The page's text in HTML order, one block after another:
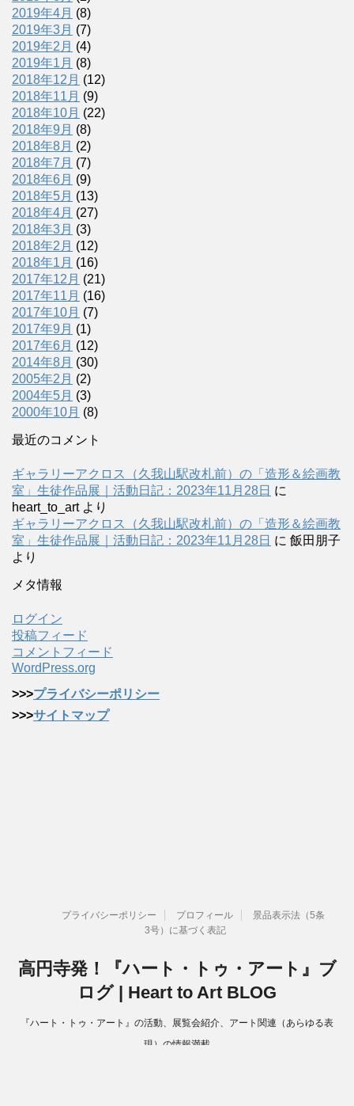
2019年4月 (8)
2019年3月 (7)
2019年2月 (4)
2019年1月 (8)
2018年12月 (12)
2018年11月 (9)
2018年10月 (22)
2018年9月 (8)
2018年8月 (2)
2018年7月 (7)
2018年6月 (9)
2018年5月 (13)
2018年4月 (27)
2018年3月 (3)
2018年2月 (12)
2018年1月 (16)
2017年12月 (21)
2017年11月 (16)
2017年10月 (7)
2017年9月 (1)
2017年6月 (12)
2014年8月 (30)
2005年2月 (2)
2004年5月 (3)
2000年10月 (8)
最近のコメント
ギャラリーアクロス（久我山駅改札前）の「造形＆絵画教
室」生徒作品展｜活動日記：2023年11月28日 に
heart_to_artより
ギャラリーアクロス（久我山駅改札前）の「造形＆絵画教
室」生徒作品展｜活動日記：2023年11月28日 に 飯田朋子
より
メタ情報
ログイン
投稿フィード
コメントフィード
WordPress.org
>>>プライバシーポリシー
>>>サイトマップ
プライバシーポリシー プロフィール
景品表示法（5条
3号）に基づく表記
高円寺発！『ハート・トゥ・アート』ブ
ログ | Heart to Art BLOG
『ハート・トゥ・アート』の活動、展覧会紹介、アート関連（あらゆる表
現）の情報満載